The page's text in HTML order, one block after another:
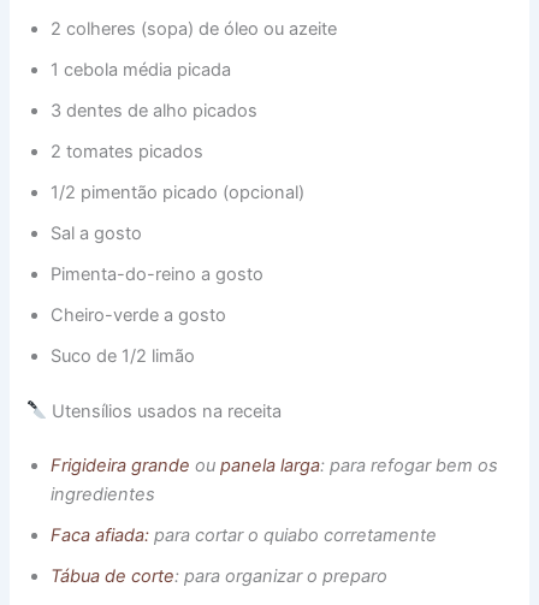
2 colheres (sopa) de óleo ou azeite
1 cebola média picada
3 dentes de alho picados
2 tomates picados
1/2 pimentão picado (opcional)
Sal a gosto
Pimenta-do-reino a gosto
Cheiro-verde a gosto
Suco de 1/2 limão
Utensílios usados na receita
Frigideira grande oupanela larga: para refogar bem os
ingredientes
Faca afiada: para cortar o quiabo corretamente
Tábua de corte: para organizar o preparo